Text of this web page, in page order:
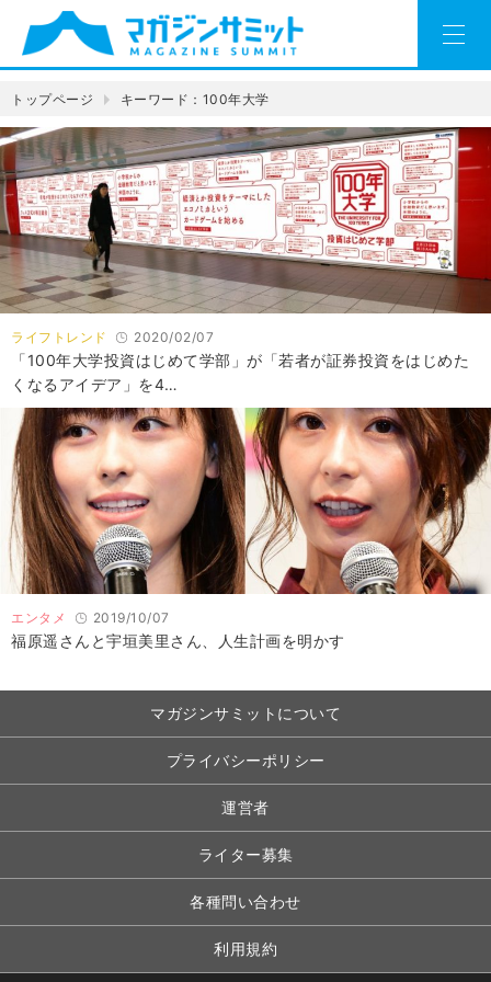
トップページ キーワード：100年大学
ライフトレンド 2020/02/07
「100年大学投資はじめて学部」が「若者が証券投資をはじめた
くなるアイデア」を4…
エンタメ 2019/10/07
福原遥さんと宇垣美里さん、人生計画を明かす
マガジンサミットについて
プライバシーポリシー
運営者
ライター募集
各種問い合わせ
利用規約